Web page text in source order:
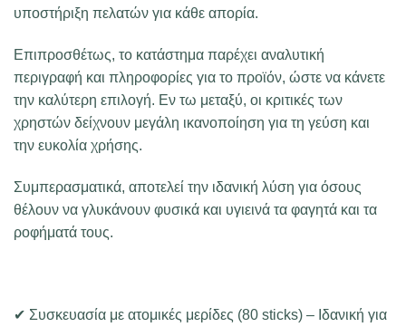
υποστήριξη πελατών για κάθε απορία.
Επιπροσθέτως, το κατάστημα παρέχει αναλυτική
περιγραφή και πληροφορίες για το προϊόν, ώστε να κάνετε
την καλύτερη επιλογή. Εν τω μεταξύ, οι κριτικές των
χρηστών δείχνουν μεγάλη ικανοποίηση για τη γεύση και
την ευκολία χρήσης.
Συμπερασματικά, αποτελεί την ιδανική λύση για όσους
θέλουν να γλυκάνουν φυσικά και υγιεινά τα φαγητά και τα
ροφήματά τους.
✔ Συσκευασία με ατομικές μερίδες (80 sticks) – Ιδανική για